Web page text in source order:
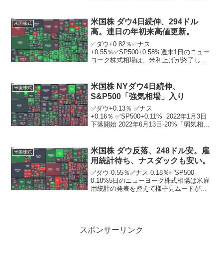
底堅さを示す内容だったことから、イン
フレ...
米国株式
米国株 ダウ4日続伸、294ドル
高。連日の年初来高値更新。
✅ダウ+0.82％✅ナス
+0.55％✅SP500+0.58%週末1日のニュー
ヨーク株式相場は、米利上げが終了した
前日比8億9826万株減の10億2760万株。
米連邦準...
米国株式
米国株 NYダウ4日続伸、
S&P500「強気相場」入り
✅ダウ+0.13％ ✅ナス
+0.16％ ✅SP500+0.11% 2022年1月3日
下落開始 2022年6月13日-20%「弱気相
り 週末9日...
米国株式
米国株 ダウ反落、248ドル安。雇
用統計待ち、ナスダックも安い。
✅ダウ-0.55％✅ナス-0.18％✅SP500-
0.18%5日のニューヨーク株式相場は米雇
用統計の発表を控えて様子見ムードが広
スポンサーリンク